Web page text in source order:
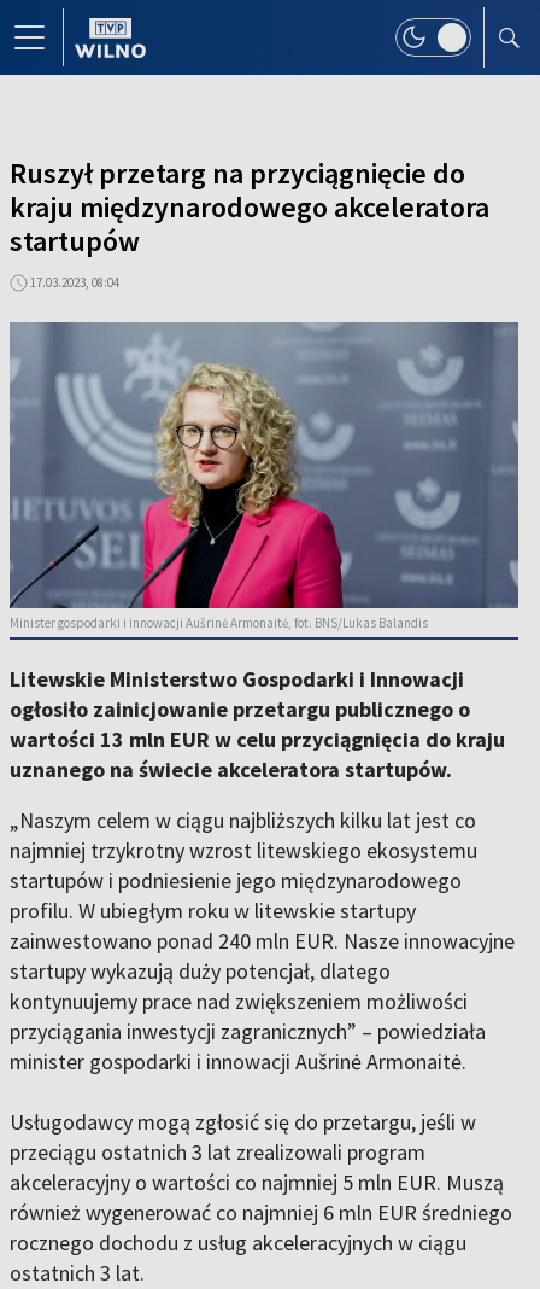
Ruszył przetarg na przyciągnięcie do
kraju międzynarodowego akceleratora
startupów
17.03.2023, 08:04
Minister gospodarki i innowacji Aušrinė Armonaitė, fot. BNS/Lukas Balandis
Litewskie Ministerstwo Gospodarki i Innowacji
ogłosiło zainicjowanie przetargu publicznego o
wartości 13 mln EUR w celu przyciągnięcia do kraju
uznanego na świecie akceleratora startupów.
„Naszym celem w ciągu najbliższych kilku lat jest co
najmniej trzykrotny wzrost litewskiego ekosystemu
startupów i podniesienie jego międzynarodowego
profilu. W ubiegłym roku w litewskie startupy
zainwestowano ponad 240 mln EUR. Nasze innowacyjne
startupy wykazują duży potencjał, dlatego
kontynuujemy prace nad zwiększeniem możliwości
przyciągania inwestycji zagranicznych” – powiedziała
minister gospodarki i innowacji Aušrinė Armonaitė.
Usługodawcy mogą zgłosić się do przetargu, jeśli w
przeciągu ostatnich 3 lat zrealizowali program
akceleracyjny o wartości co najmniej 5 mln EUR. Muszą
również wygenerować co najmniej 6 mln EUR średniego
rocznego dochodu z usług akceleracyjnych w ciągu
ostatnich 3 lat.